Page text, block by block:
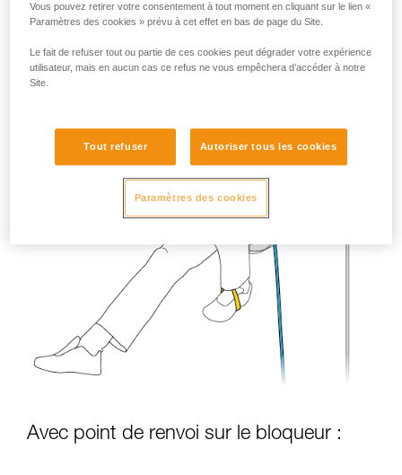
Avec point de renvoi sur le bloqueur :
Vous pouvez retirer votre consentement à tout moment en cliquant sur le lien «
Paramètres des cookies » prévu à cet effet en bas de page du Site.
Le fait de refuser tout ou partie de ces cookies peut dégrader votre expérience
utilisateur, mais en aucun cas ce refus ne vous empêchera d’accéder à notre
Site.
Tout refuser Autoriser tous les cookies
Paramètres des cookies